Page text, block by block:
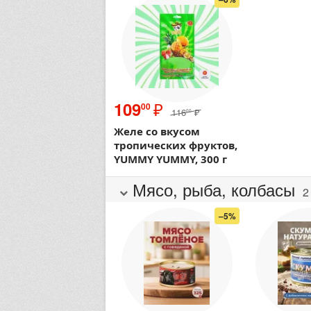
10900 ₽ 11600 ₽
Желе со вкусом
тропических фруктов,
YUMMY YUMMY, 300 г
Мясо, рыба, колбасы 2
–5%